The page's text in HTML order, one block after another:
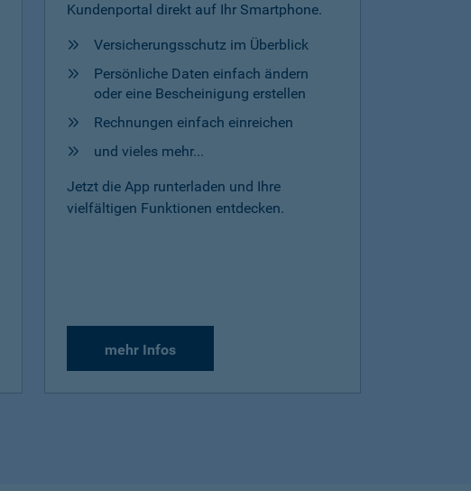
Kundenportal direkt auf Ihr Smartphone.
Versicherungsschutz im Überblick
Persönliche Daten einfach ändern
oder eine Bescheinigung erstellen
Rechnungen einfach einreichen
und vieles mehr...
Jetzt die App runterladen und Ihre
vielfältigen Funktionen entdecken.
mehr Infos